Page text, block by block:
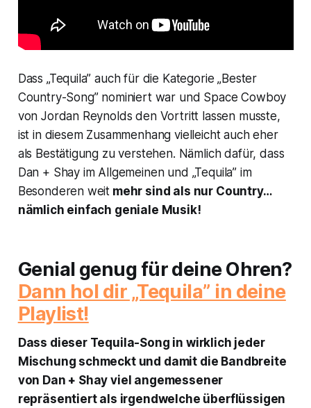
Dass „Tequila” auch für die Kategorie „Bester
Country-Song” nominiert war und Space Cowboy
von Jordan Reynolds den Vortritt lassen musste,
ist in diesem Zusammenhang vielleicht auch eher
als Bestätigung zu verstehen. Nämlich dafür, dass
Dan + Shay im Allgemeinen und „Tequila” im
Besonderen weit mehr sind als nur Country…
nämlich einfach geniale Musik!
Genial genug für deine Ohren?
Dann hol dir „Tequila” in deine
Playlist!
Dass dieser Tequila-Song in wirklich jeder
Mischung schmeckt und damit die Bandbreite
von Dan + Shay viel angemessener
repräsentiert als irgendwelche überflüssigen